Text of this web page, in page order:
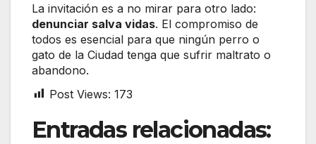
La invitación es a no mirar para otro lado:
denunciar salva vidas. El compromiso de
todos es esencial para que ningún perro o
gato de la Ciudad tenga que sufrir maltrato o
abandono.
Post Views: 173
Entradas relacionadas: